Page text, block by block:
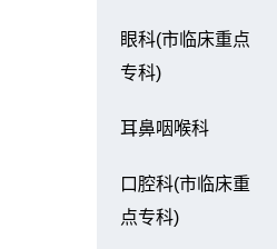
眼科(市临床重点
专科)
耳鼻咽喉科
口腔科(市临床重
点专科)